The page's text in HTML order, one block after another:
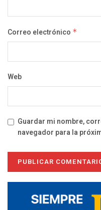
Correo electrónico *
Web
Guardar mi nombre,
navegador para la